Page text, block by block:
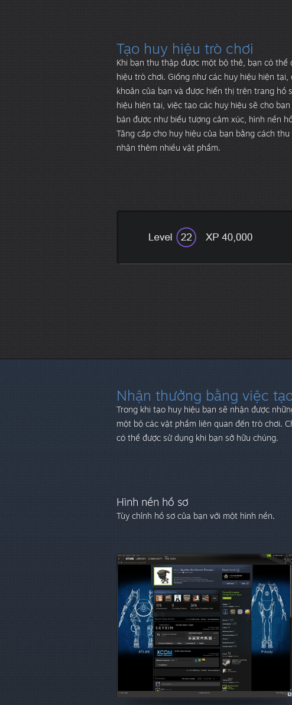
Tạo huy hiệu trò chơi
Khi bạn thu thập được một bộ thẻ, bạn có
hiệu trò chơi. Giống như các huy hiệu hiện
khoản của bạn và được hiển thị trên trang hồ
hiệu hiện tại, việc tạo các huy hiệu sẽ cho
bán được như biểu tượng cảm xúc, hình nền
Tăng cấp cho huy hiệu của bạn bằng cách
nhận thêm nhiều vật phẩm.
Nhận thưởng bằng việc
Trong khi tạo huy hiệu bạn sẽ nhận được
một bộ các vật phẩm liên quan đến trò chơi.
có thể được sử dụng khi bạn sở hữu chúng.
Hình nền hồ sơ
Tùy chỉnh hồ sơ của bạn với một hình nền.